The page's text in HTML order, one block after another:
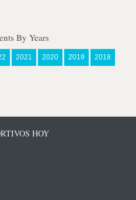
By Years
2021 2020 2019 2018
HOY